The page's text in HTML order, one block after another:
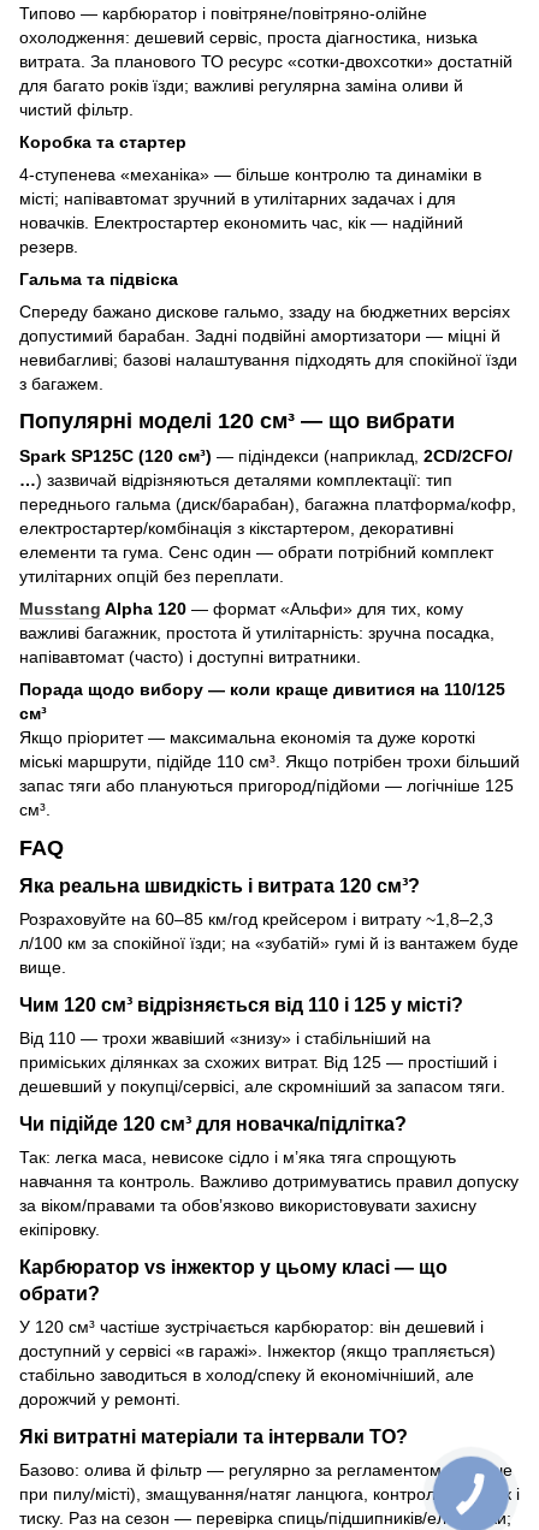
Типово — карбюратор і повітряне/повітряно-олійне
охолодження: дешевий сервіс, проста діагностика, низька
витрата. За планового ТО ресурс «сотки-двохсотки» достатній
для багато років їзди; важливі регулярна заміна оливи й
чистий фільтр.
Коробка та стартер
4-ступенева «механіка» — більше контролю та динаміки в
місті; напівавтомат зручний в утилітарних задачах і для
новачків. Електростартер економить час, кік — надійний
резерв.
Гальма та підвіска
Спереду бажано дискове гальмо, ззаду на бюджетних версіях
допустимий барабан. Задні подвійні амортизатори — міцні й
невибагливі; базові налаштування підходять для спокійної їзди
з багажем.
Популярні моделі 120 см³ — що вибрати
Spark SP125C (120 см³) — підіндекси (наприклад, 2CD/2CFO/
…) зазвичай відрізняються деталями комплектації: тип
переднього гальма (диск/барабан), багажна платформа/кофр,
електростартер/комбінація з кікстартером, декоративні
елементи та гума. Сенс один — обрати потрібний комплект
утилітарних опцій без переплати.
Musstang Alpha 120 — формат «Альфи» для тих, кому
важливі багажник, простота й утилітарність: зручна посадка,
напівавтомат (часто) і доступні витратники.
Порада щодо вибору — коли краще дивитися на 110/125
см³
Якщо пріоритет — максимальна економія та дуже короткі
міські маршрути, підійде 110 см³. Якщо потрібен трохи більший
запас тяги або плануються пригород/підйоми — логічніше 125
см³.
FAQ
Яка реальна швидкість і витрата 120 см³?
Розраховуйте на 60–85 км/год крейсером і витрату ~1,8–2,3
л/100 км за спокійної їзди; на «зубатій» гумі й із вантажем буде
вище.
Чим 120 см³ відрізняється від 110 і 125 у місті?
Від 110 — трохи жвавіший «знизу» і стабільніший на
приміських ділянках за схожих витрат. Від 125 — простіший і
дешевший у покупці/сервісі, але скромніший за запасом тяги.
Чи підійде 120 см³ для новачка/підлітка?
Так: легка маса, невисоке сідло і м’яка тяга спрощують
навчання та контроль. Важливо дотримуватись правил допуску
за віком/правами та обов’язково використовувати захисну
екіпіровку.
Карбюратор vs інжектор у цьому класі — що
обрати?
У 120 см³ частіше зустрічається карбюратор: він дешевий і
доступний у сервісі «в гаражі». Інжектор (якщо трапляється)
стабільно заводиться в холод/спеку й економічніший, але
дорожчий у ремонті.
Які витратні матеріали та інтервали ТО?
Базово: олива й фільтр — регулярно за регламентом (частіше
при пилу/місті), змащування/натяг ланцюга, контроль колодок і
тиску. Раз на сезон — перевірка спиць/підшипників/електрики;